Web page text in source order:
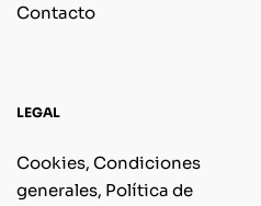
Contacto
LEGAL
Cookies, Condiciones
generales, Política de